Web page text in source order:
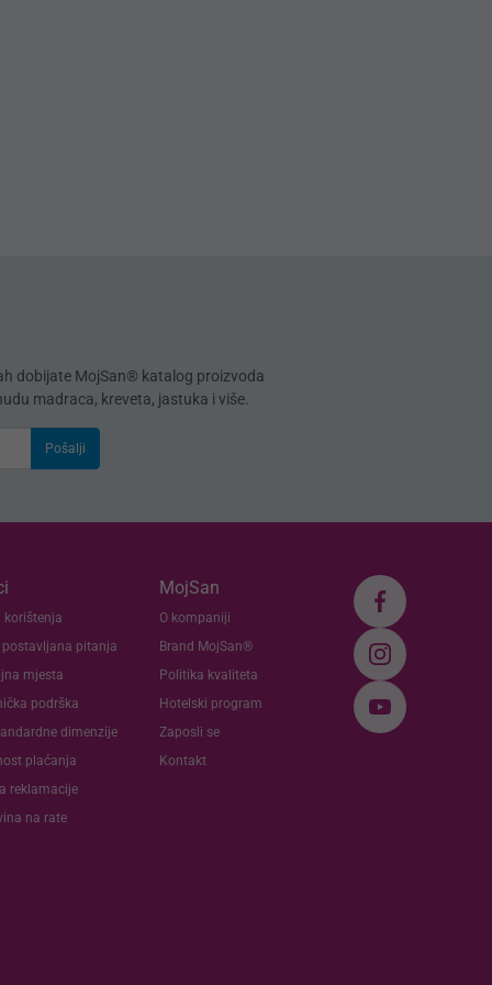
dobijate MojSan® katalog proizvoda
madraca, kreveta, jastuka i više.
Pošalji
korištenja
postavljana pitanja
mjesta
podrška
dimenzije
plaćanja
reklamacije
na rate
MojSan
O kompaniji
Brand MojSan®
Politika kvaliteta
Hotelski program
Zaposli se
Kontakt